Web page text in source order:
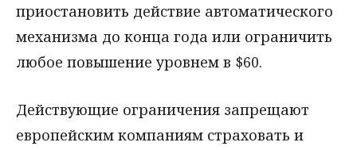
приостановить действие автоматического
механизма до конца года или ограничить
любое повышение уровнем в $60.
Действующие ограничения запрещают
европейским компаниям страховать и